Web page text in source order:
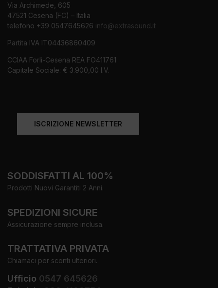
Via Archimede, 605
47521 Cesena (FC) – Italia
telefono +39 0547645626 info@extrasound.it
Partita IVA IT04436860409
CCIAA Forlì-Cesena REA FO411761
Capitale Sociale: € 3.900,00 I.V.
ISCRIZIONE NEWSLETTER
SODDISFATTI AL 100%
Prodotti Nuovi Garantiti 2 Anni.
SPEDIZIONI SICURE
Assicurazione sempre inclusa.
TRATTATIVA PRIVATA
Chiamaci per sconti ulteriori.
Ufficio 0547 645626